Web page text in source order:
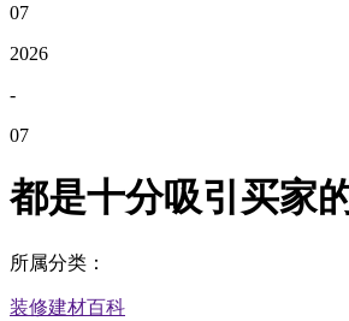
07
2026
-
07
都是十分吸引买家
所属分类：
装修建材百科